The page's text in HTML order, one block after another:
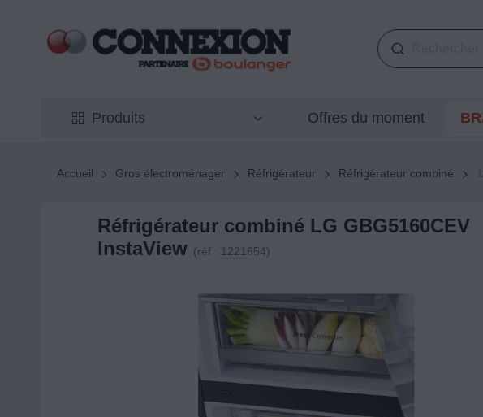
Produits Offres du moment
Accueil Gros électroménager Réfrigérateur Réfrigérateur combiné
Réfrigérateur combiné LG GBG5160CEV
InstaView (réf : 1221654)